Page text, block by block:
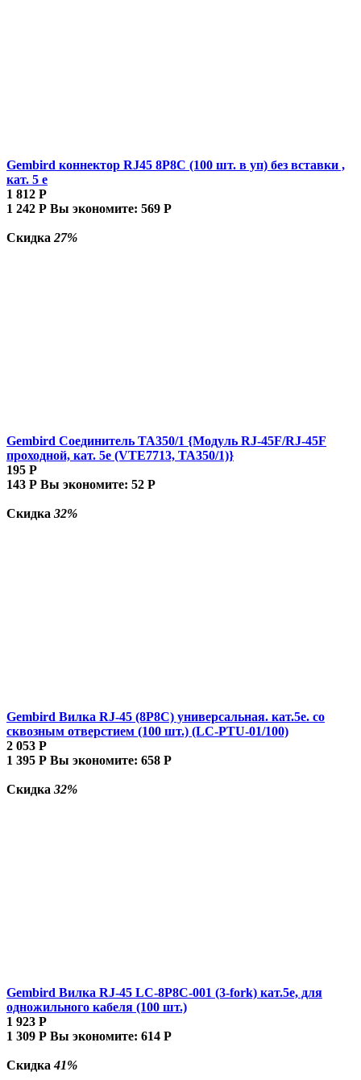
Gembird коннектор RJ45 8P8C (100 шт. в уп) без вставки ,
кат. 5 е
1 812 Р
1 242 Р Вы экономите: 569 Р
Скидка 27%
Gembird Соединитель TA350/1 {Модуль RJ-45F/RJ-45F
проходной, кат. 5e (VTE7713, TA350/1)}
195 Р
143 Р Вы экономите: 52 Р
Скидка 32%
Gembird Вилка RJ-45 (8P8C) универсальная. кат.5e. со
сквозным отверстием (100 шт.) (LC-PTU-01/100)
2 053 Р
1 395 Р Вы экономите: 658 Р
Скидка 32%
Gembird Вилка RJ-45 LC-8P8C-001 (3-fork) кат.5e, для
одножильного кабеля (100 шт.)
1 923 Р
1 309 Р Вы экономите: 614 Р
Скидка41%